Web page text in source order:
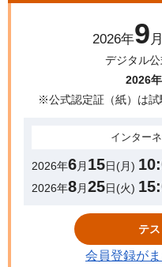
2026年9 月
デジタル
2026
※公式認定証（紙）は
テ
会員登録が
インター
2026年6月 15日(月)
2026年8月25日(火)